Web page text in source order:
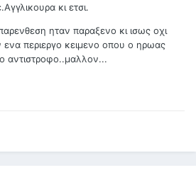
κι ετσι.
ηταν παραξενο κι ισως οχι
περιεργο κειμενο οπου ο ηρωας
αντιστροφο..μαλλον...